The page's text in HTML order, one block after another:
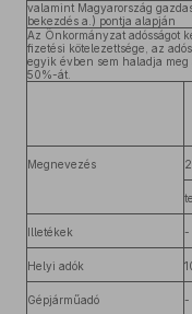
valamint Magyarország
bekezdés a.) pontja alapján
Az Önkormányzat adósságot
fizetési kötelezettsége, az
egyik évben sem haladja
50%-át.
Megnevezés
Illetékek -
Helyi adók
Gépjárműadó -